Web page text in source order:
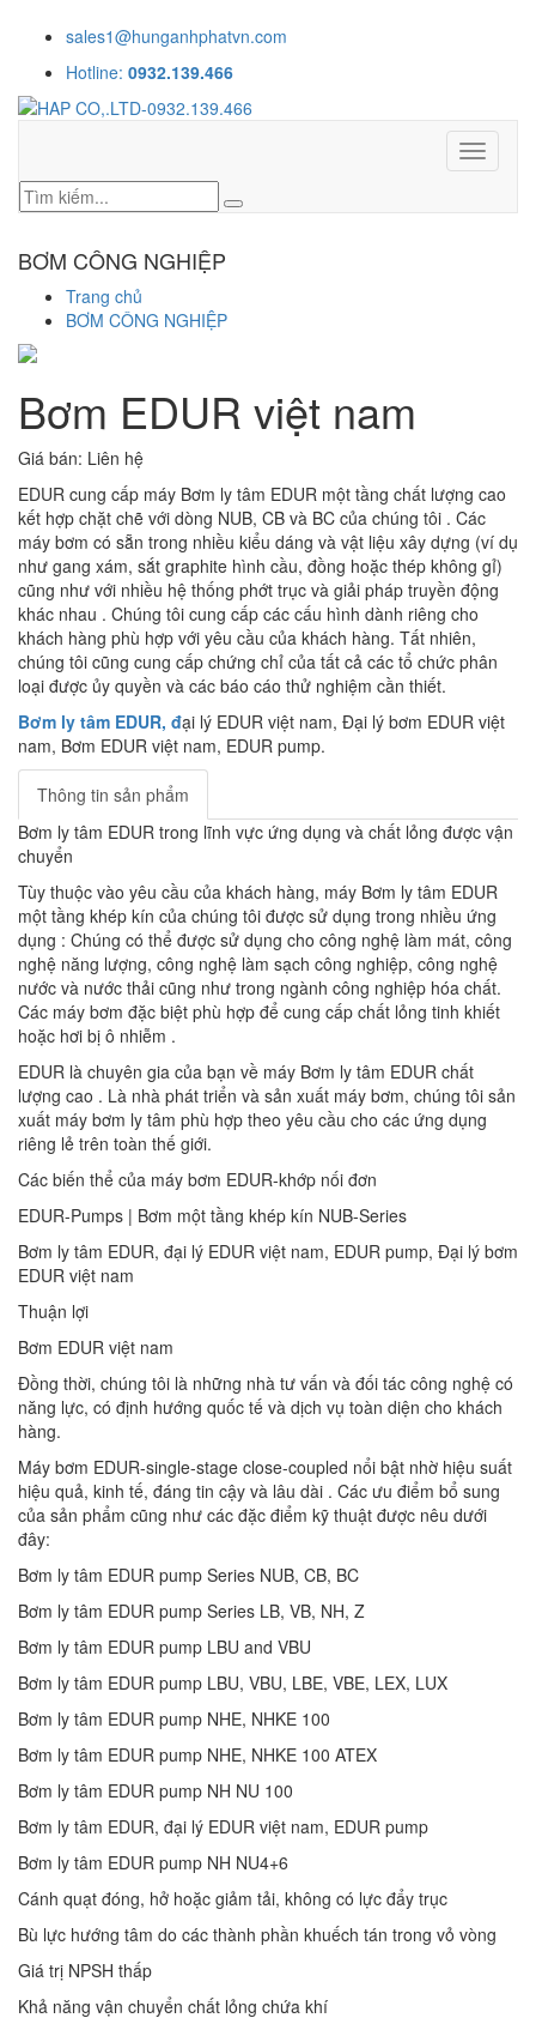
sales1@hunganhphatvn.com
Hotline: 0932.139.466
Toggle
BƠM CÔNG NGHIỆP
Trang chủ
BƠM CÔNG NGHIỆP
Bơm EDUR việt nam
Giá bán: Liên hệ
EDUR cung cấp máy Bơm ly tâm EDUR một tầng chất lượng cao
kết hợp chặt chẽ với dòng NUB, CB và BC của chúng tôi . Các
máy bơm có sẵn trong nhiều kiểu dáng và vật liệu xây dựng (ví dụ
như gang xám, sắt graphite hình cầu, đồng hoặc thép không gỉ)
cũng như với nhiều hệ thống phớt trục và giải pháp truyền động
khác nhau . Chúng tôi cung cấp các cấu hình dành riêng cho
khách hàng phù hợp với yêu cầu của khách hàng. Tất nhiên,
chúng tôi cũng cung cấp chứng chỉ của tất cả các tổ chức phân
loại được ủy quyền và các báo cáo thử nghiệm cần thiết.
Bơm ly tâm EDUR, đại lý EDUR việt nam, Đại lý bơm EDUR việt
nam, Bơm EDUR việt nam, EDUR pump.
Thông tin sản phẩm
Bơm ly tâm EDUR trong lĩnh vực ứng dụng và chất lỏng được vận
chuyển
Tùy thuộc vào yêu cầu của khách hàng, máy Bơm ly tâm EDUR
một tầng khép kín của chúng tôi được sử dụng trong nhiều ứng
dụng : Chúng có thể được sử dụng cho công nghệ làm mát, công
nghệ năng lượng, công nghệ làm sạch công nghiệp, công nghệ
nước và nước thải cũng như trong ngành công nghiệp hóa chất.
Các máy bơm đặc biệt phù hợp để cung cấp chất lỏng tinh khiết
hoặc hơi bị ô nhiễm .
EDUR là chuyên gia của bạn về máy Bơm ly tâm EDUR chất
lượng cao . Là nhà phát triển và sản xuất máy bơm, chúng tôi sản
xuất máy bơm ly tâm phù hợp theo yêu cầu cho các ứng dụng
riêng lẻ trên toàn thế giới.
Các biến thể của máy bơm EDUR-khớp nối đơn
EDUR-Pumps | Bơm một tầng khép kín NUB-Series
Bơm ly tâm EDUR, đại lý EDUR việt nam, EDUR pump, Đại lý bơm
EDUR việt nam
Thuận lợi
Bơm EDUR việt nam
Đồng thời, chúng tôi là những nhà tư vấn và đối tác công nghệ có
năng lực, có định hướng quốc tế và dịch vụ toàn diện cho khách
hàng.
Máy bơm EDUR-single-stage close-coupled nổi bật nhờ hiệu suất
hiệu quả, kinh tế, đáng tin cậy và lâu dài . Các ưu điểm bổ sung
của sản phẩm cũng như các đặc điểm kỹ thuật được nêu dưới
đây:
Bơm ly tâm EDUR pump Series NUB, CB, BC
Bơm ly tâm EDUR pump Series LB, VB, NH, Z
Bơm ly tâm EDUR pump LBU and VBU
Bơm ly tâm EDUR pump LBU, VBU, LBE, VBE, LEX, LUX
Bơm ly tâm EDUR pump NHE, NHKE 100
Bơm ly tâm EDUR pump NHE, NHKE 100 ATEX
Bơm ly tâm EDUR pump NH NU 100
Bơm ly tâm EDUR, đại lý EDUR việt nam, EDUR pump
Bơm ly tâm EDUR pump NH NU4+6
Cánh quạt đóng, hở hoặc giảm tải, không có lực đẩy trục
Bù lực hướng tâm do các thành phần khuếch tán trong vỏ vòng
Giá trị NPSH thấp
Khả năng vận chuyển chất lỏng chứa khí